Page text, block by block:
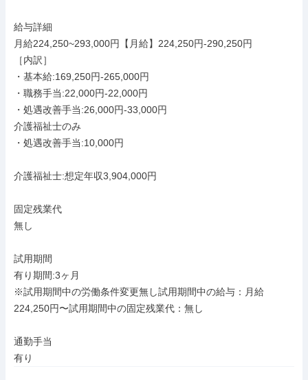
給与詳細
月給224,250~293,000円【月給】224,250円-290,250円
［内訳］
・基本給:169,250円-265,000円
・職務手当:22,000円-22,000円
・処遇改善手当:26,000円-33,000円
介護福祉士のみ
・処遇改善手当:10,000円
介護福祉士:想定年収3,904,000円
固定残業代
無し
試用期間
有り期間:3ヶ月
※試用期間中の労働条件変更無し試用期間中の給与：月給
224,250円〜試用期間中の固定残業代：無し
通勤手当
有り